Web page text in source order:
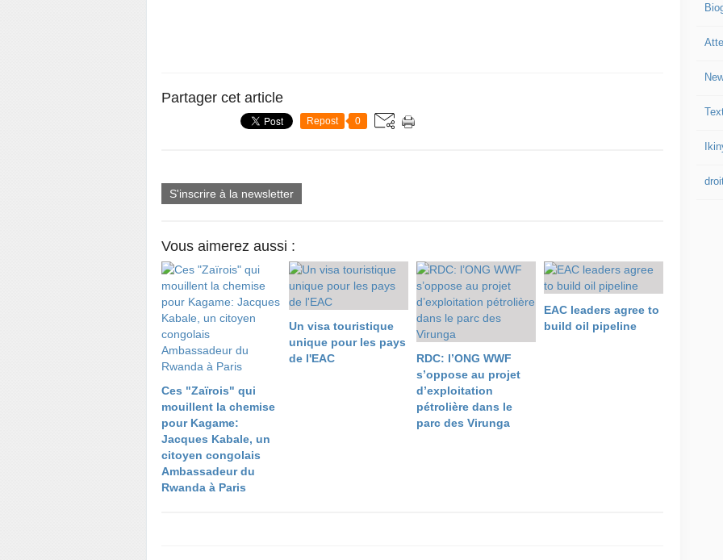
Partager cet article
Repost 0
S'inscrire à la newsletter
Vous aimerez aussi :
Ces "Zaïrois" qui
mouillent la chemise
pour Kagame:
Jacques Kabale, un
citoyen congolais
Ambassadeur du
Rwanda à Paris
Un visa touristique
unique pour les pays
de l'EAC
RDC: l’ONG WWF
s’oppose au projet
d’exploitation
pétrolière dans le
parc des Virunga
EAC leaders agree to
build oil pipeline